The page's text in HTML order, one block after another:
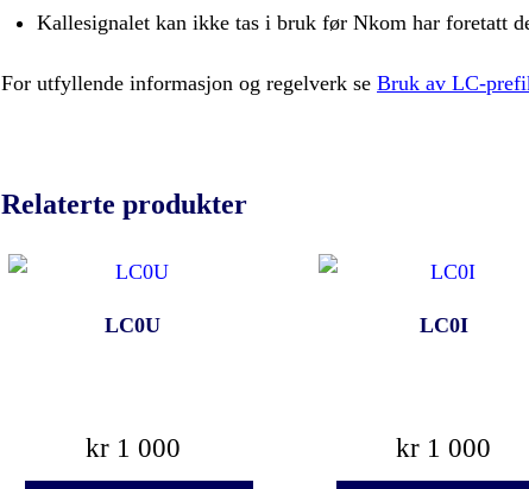
Kallesignalet kan ikke tas i bruk før Nkom har foretatt
For utfyllende informasjon og regelverk se Bruk av LC-
Relaterte produkter
LC0U
kr1 000
LC0I
kr 1 000